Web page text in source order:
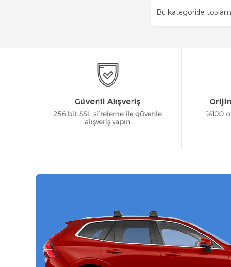
Bu kategoride toplam